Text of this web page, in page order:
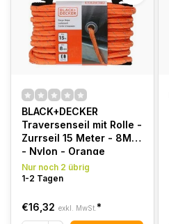
BLACK+DECKER
Traversenseil mit Rolle -
Zurrseil 15 Meter - 8MM
- Nylon - Orange
Nur noch 2 übrig
1-2 Tagen
€16,32 exkl. MwSt. *